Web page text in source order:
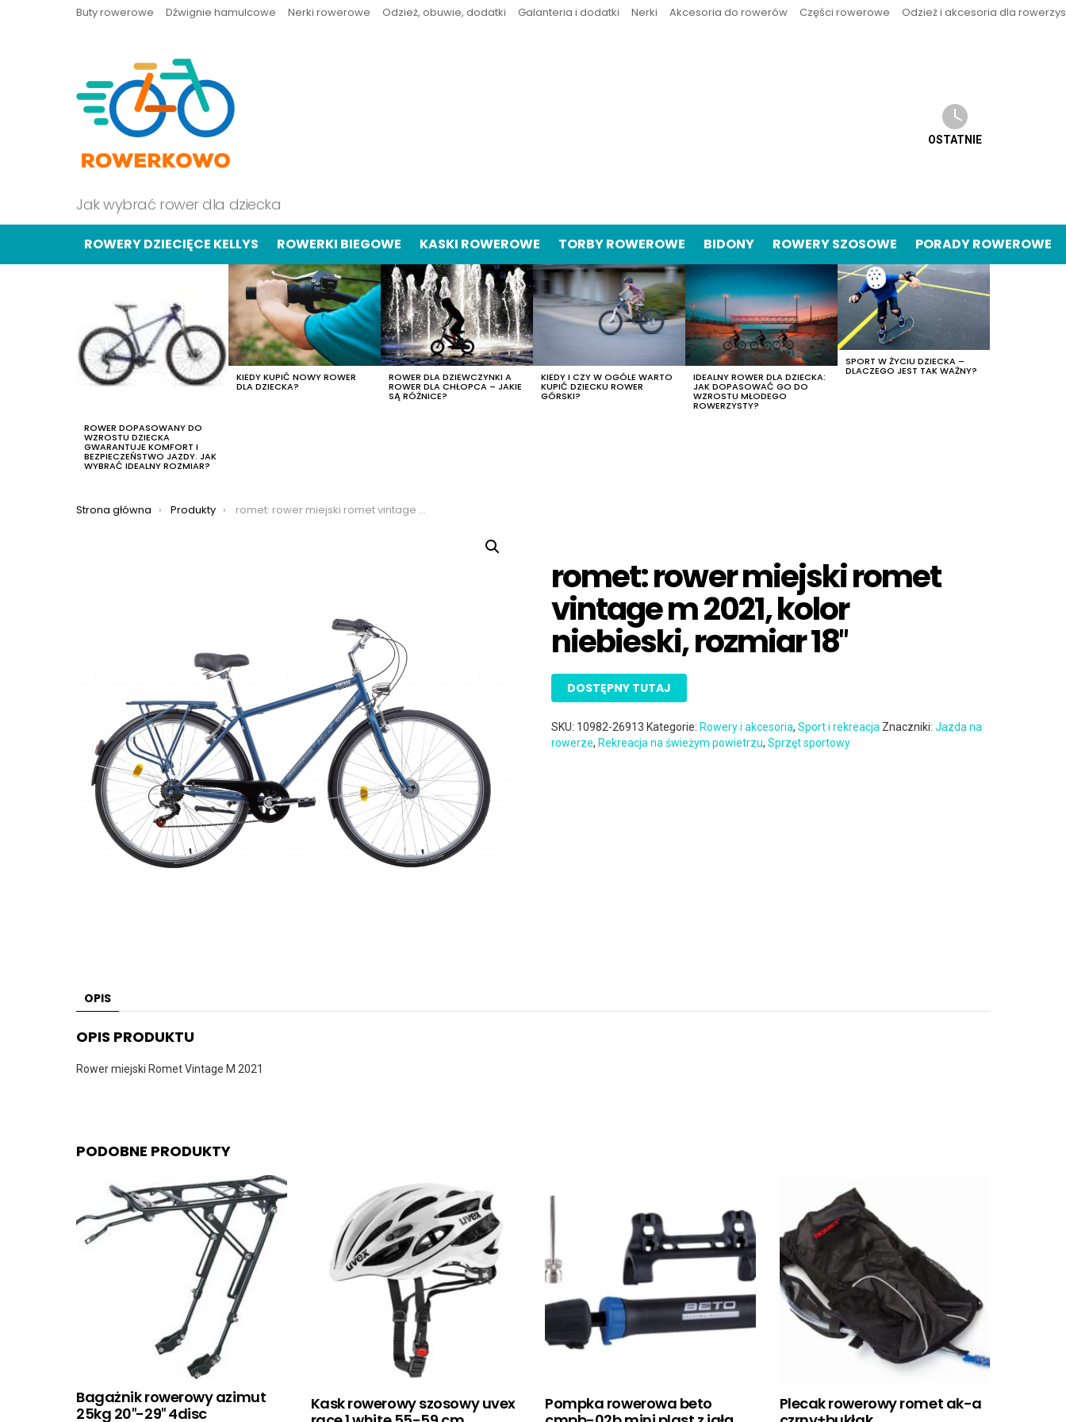
Buty rowerowe Dźwignie hamulcowe Nerki rowerowe Odzież, obuwie, dodatki Galanteria i dodatki Nerki Akcesoria do rowerów Części rowerowe Odzież i akcesoria dla
Jak wybrać rower dla dziecka
OSTATNIE
ROWERY DZIECIĘCE KELLYS ROWERKI BIEGOWE KASKI ROWEROWE TORBY ROWEROWE BIDONY ROWERY SZOSOWE PORADY ROWEROWE
ROWER DOPASOWANY DO
WZROSTU DZIECKA
GWARANTUJE KOMFORT I
BEZPIECZEŃSTWO JAZDY. JAK
WYBRAĆ IDEALNY ROZMIAR?
KIEDY KUPIĆ NOWY ROWER
DLA DZIECKA?
ROWER DLA DZIEWCZYNKI A
ROWER DLA CHŁOPCA – JAKIE
SĄ RÓŻNICE?
KIEDY I CZY W OGÓLE WARTO
KUPIĆ DZIECKU ROWER
GÓRSKI?
IDEALNY ROWER DLA DZIECKA:
JAK DOPASOWAĆ GO DO
WZROSTU MŁODEGO
ROWERZYSTY?
SPORT W ŻYCIU DZIECKA –
DLACZEGO JEST TAK WAŻNY?
Jesteś tutaj:
Strona główna Produkty romet: rower miejski romet vintage m 2021, kolor niebieski, rozmiar 18″
romet: rower miejski romet
vintage m 2021, kolor
niebieski, rozmiar 18″
DOSTĘPNY TUTAJ
SKU: 10982-26913 Kategorie: Rowery i akcesoria,Sport i rekreacja Znaczniki:Jazda na
rowerze, Rekreacja na świeżym powietrzu,Sprzęt sportowy
OPIS
OPIS PRODUKTU
Rower miejski Romet Vintage M 2021
PODOBNE PRODUKTY
Bagażnik rowerowy azimut
25kg 20″-29″ 4disc
Kask rowerowy szosowy uvex
Pompka rowerowa beto
Plecak rowerowy romet ak-a